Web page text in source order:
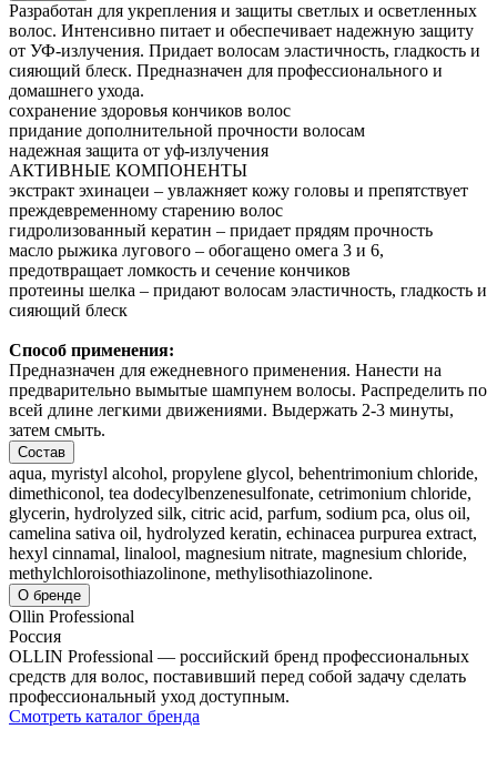
Разработан для укрепления и защиты светлых и осветленных
волос. Интенсивно питает и обеспечивает надежную защиту
от УФ-излучения. Придает волосам эластичность, гладкость и
сияющий блеск. Предназначен для профессионального и
домашнего ухода.
сохранение здоровья кончиков волос
придание дополнительной прочности волосам
надежная защита от уф-излучения
АКТИВНЫЕ КОМПОНЕНТЫ
экстракт эхинацеи – увлажняет кожу головы и препятствует
преждевременному старению волос
гидролизованный кератин – придает прядям прочность
масло рыжика лугового – обогащено омега 3 и 6,
предотвращает ломкость и сечение кончиков
протеины шелка – придают волосам эластичность, гладкость и
сияющий блеск
Способ применения:
Предназначен для ежедневного применения. Нанести на
предварительно вымытые шампунем волосы. Распределить по
всей длине легкими движениями. Выдержать 2-3 минуты,
затем смыть.
Состав
aqua, myristyl alcohol, propylene glycol, behentrimonium chloride,
dimethiconol, tea dodecylbenzenesulfonate, cetrimonium chloride,
glycerin, hydrolyzed silk, citric acid, parfum, sodium pca, olus oil,
camelina sativa oil, hydrolyzed keratin, echinacea purpurea extract,
hexyl cinnamal, linalool, magnesium nitrate, magnesium chloride,
methylchloroisothiazolinone, methylisothiazolinone.
О бренде
Ollin Professional
Россия
OLLIN Professional — российский бренд профессиональных
средств для волос, поставивший перед собой задачу сделать
профессиональный уход доступным.
Смотреть каталог бренда